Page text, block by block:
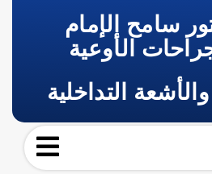
سامح الإمام
الأوعية
والأشعة التداخلية